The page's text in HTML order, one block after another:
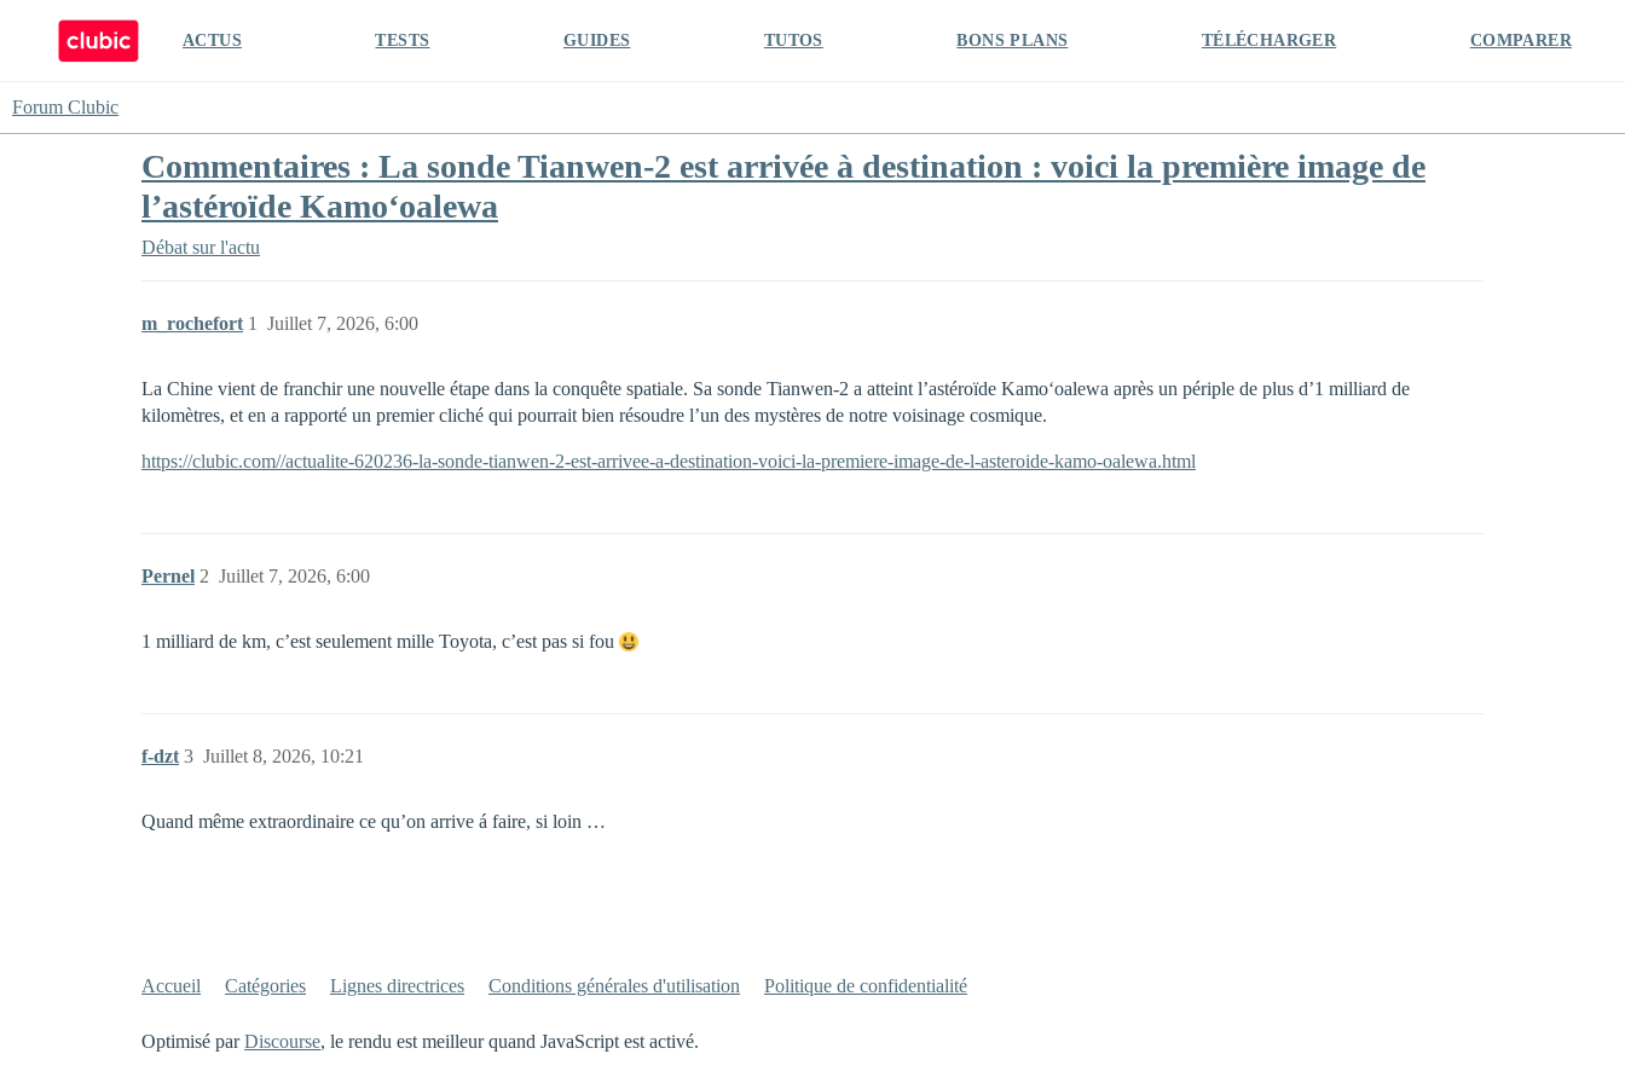
ACTUS TESTS GUIDES TUTOS BONS PLANS TÉLÉCHARGER COMPARER
Forum Clubic
Commentaires : La sonde Tianwen-2 est arrivée à destination : voici la première image de
l’astéroïde Kamoʻoalewa
Débat sur l'actu
m_rochefort Juillet 7, 2026, 6:00
1
La Chine vient de franchir une nouvelle étape dans la conquête spatiale. Sa sonde Tianwen-2 a atteint l’astéroïde Kamoʻoalewa après un périple de plus d’1 milliard de
kilomètres, et en a rapporté un premier cliché qui pourrait bien résoudre l’un des mystères de notre voisinage cosmique.
https://clubic.com//actualite-620236-la-sonde-tianwen-2-est-arrivee-a-destination-voici-la-premiere-image-de-l-asteroide-kamo-oalewa.html
Pernel Juillet 7, 2026, 6:00
2
1 milliard de km, c’est seulement mille Toyota, c’est pas si fou
f-dzt Juillet 8, 2026, 10:21
3
Quand même extraordinaire ce qu’on arrive á faire, si loin …
Accueil Catégories Lignes directrices Conditions générales d'utilisation Politique de confidentialité
Optimisé parDiscourse, le rendu est meilleur quand JavaScript est activé.